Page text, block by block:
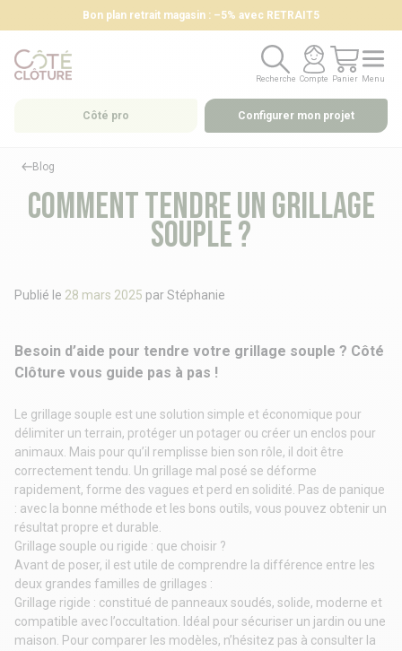
Bon plan retrait magasin : –5% avec RETRAIT5
Recherche
Recherche
Compte
Compte
Panier
Panier
Menu
Menu
Côté pro Configurer mon projet
Blog
Comment tendre un grillage
souple ?
Publié le 28 mars 2025 parStéphanie
Besoin d’aide pour tendre votre grillage souple ? Côté
Clôture vous guide pas à pas !
Le grillage souple est une solution simple et économique pour
délimiter un terrain, protéger un potager ou créer un enclos pour
animaux. Mais pour qu’il remplisse bien son rôle, il doit être
correctement tendu. Un grillage mal posé se déforme
rapidement, forme des vagues et perd en solidité. Pas de panique
: avec la bonne méthode et les bons outils, vous pouvez obtenir un
résultat propre et durable.
Grillage souple ou rigide : que choisir ?
Avant de poser, il est utile de comprendre la différence entre les
deux grandes familles de grillages :
Grillage rigide : constitué de panneaux soudés, solide, moderne et
compatible avec l’occultation. Idéal pour sécuriser un jardin ou une
maison. Pour comparer les modèles, n’hésitez pas à consulter la